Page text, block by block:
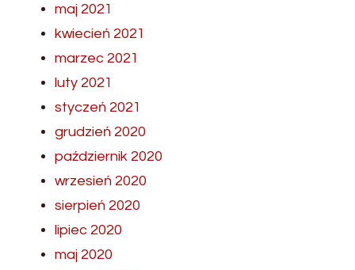
maj 2021
kwiecień 2021
marzec 2021
luty 2021
styczeń 2021
grudzień 2020
październik 2020
wrzesień 2020
sierpień 2020
lipiec 2020
maj 2020